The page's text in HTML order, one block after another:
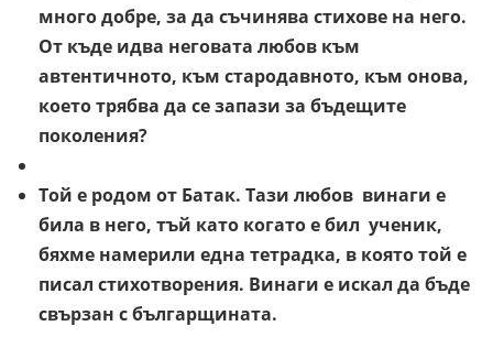
много добре, за да съчинява стихове на него.
От къде идва неговата любов към
автентичното, към стародавното, към онова,
което трябва да се запази за бъдещите
поколения?
Той е родом от Батак. Тази любов винаги е
била в него, тъй като когато е бил ученик,
бяхме намерили една тетрадка, в която той е
писал стихотворения. Винаги е искал да бъде
свързан с българщината.